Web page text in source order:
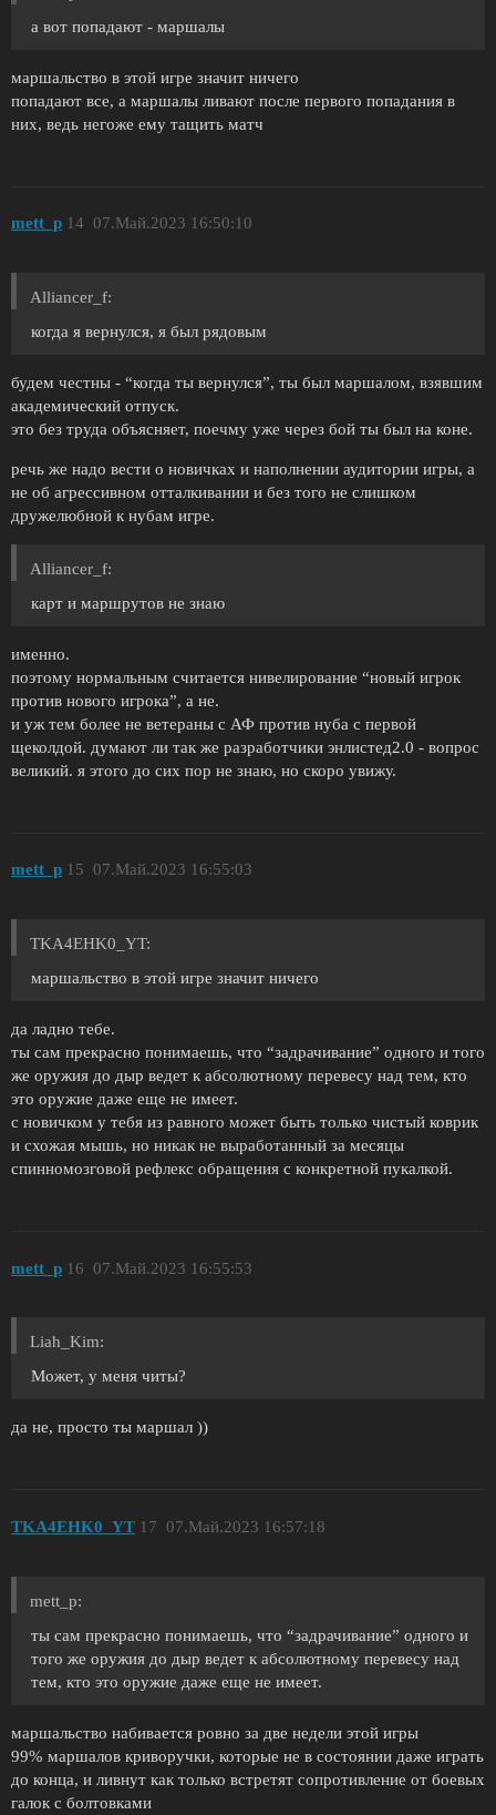
а вот попадают - маршалы
маршальство в этой игре значит ничего
попадают все, а маршалы ливают после первого попадания в
них, ведь негоже ему тащить матч
mett_p 07.Май.2023 16:50:10
14
Alliancer_f:
когда я вернулся, я был рядовым
будем честны - “когда ты вернулся”, ты был маршалом, взявшим
академический отпуск.
это без труда объясняет, поечму уже через бой ты был на коне.
речь же надо вести о новичках и наполнении аудитории игры, а
не об агрессивном отталкивании и без того не слишком
дружелюбной к нубам игре.
Alliancer_f:
карт и маршрутов не знаю
именно.
поэтому нормальным считается нивелирование “новый игрок
против нового игрока”, а не.
и уж тем более не ветераны с АФ против нуба с первой
щеколдой. думают ли так же разработчики энлистед2.0 - вопрос
великий. я этого до сих пор не знаю, но скоро увижу.
mett_p 07.Май.2023 16:55:03
15
TKA4EHK0_YT:
маршальство в этой игре значит ничего
да ладно тебе.
ты сам прекрасно понимаешь, что “задрачивание” одного и того
же оружия до дыр ведет к абсолютному перевесу над тем, кто
это оружие даже еще не имеет.
с новичком у тебя из равного может быть только чистый коврик
и схожая мышь, но никак не выработанный за месяцы
спинномозговой рефлекс обращения с конкретной пукалкой.
mett_p 07.Май.2023 16:55:53
16
Liah_Kim:
Может, у меня читы?
да не, просто ты маршал ))
TKA4EHK0_YT 07.Май.2023 16:57:18
17
mett_p:
ты сам прекрасно понимаешь, что “задрачивание” одного и
того же оружия до дыр ведет к абсолютному перевесу над
тем, кто это оружие даже еще не имеет.
маршальство набивается ровно за две недели этой игры
99% маршалов криворучки, которые не в состоянии даже играть
до конца, и ливнут как только встретят сопротивление от боевых
галок с болтовками